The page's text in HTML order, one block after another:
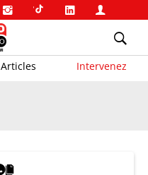
Articles Intervenez